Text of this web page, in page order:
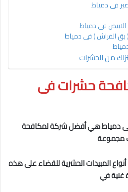
فى دمياط
فى دمياط
الفراش ) فى دمياط
من الحشرات
حشرات فى
دمياطهي أفضل شركة لمكافحة
مجموعة
المبيدات الحشرية للقضاء على هذه
غنية في